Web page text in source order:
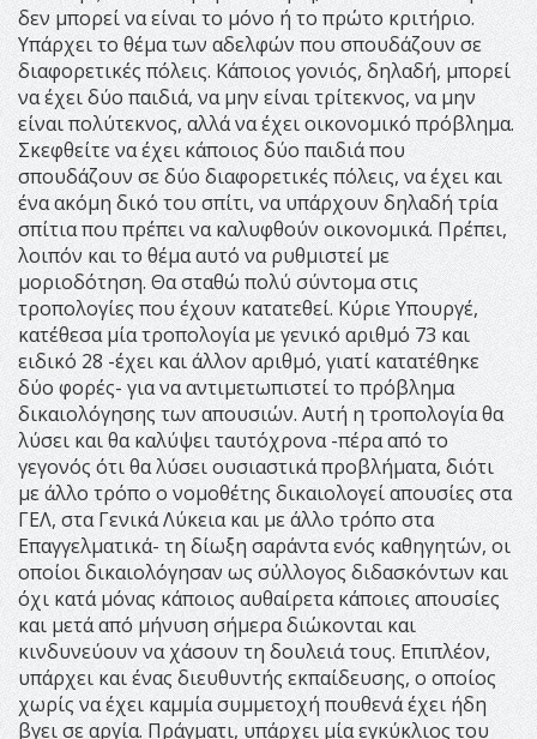
δεν μπορεί να είναι το μόνο ή το πρώτο κριτήριο.
Υπάρχει το θέμα των αδελφών που σπουδάζουν σε
διαφορετικές πόλεις. Κάποιος γονιός, δηλαδή, μπορεί
να έχει δύο παιδιά, να μην είναι τρίτεκνος, να μην
είναι πολύτεκνος, αλλά να έχει οικονομικό πρόβλημα.
Σκεφθείτε να έχει κάποιος δύο παιδιά που
σπουδάζουν σε δύο διαφορετικές πόλεις, να έχει και
ένα ακόμη δικό του σπίτι, να υπάρχουν δηλαδή τρία
σπίτια που πρέπει να καλυφθούν οικονομικά. Πρέπει,
λοιπόν και το θέμα αυτό να ρυθμιστεί με
μοριοδότηση. Θα σταθώ πολύ σύντομα στις
τροπολογίες που έχουν κατατεθεί. Κύριε Υπουργέ,
κατέθεσα μία τροπολογία με γενικό αριθμό 73 και
ειδικό 28 -έχει και άλλον αριθμό, γιατί κατατέθηκε
δύο φορές- για να αντιμετωπιστεί το πρόβλημα
δικαιολόγησης των απουσιών. Αυτή η τροπολογία θα
λύσει και θα καλύψει ταυτόχρονα -πέρα από το
γεγονός ότι θα λύσει ουσιαστικά προβλήματα, διότι
με άλλο τρόπο ο νομοθέτης δικαιολογεί απουσίες στα
ΓΕΛ, στα Γενικά Λύκεια και με άλλο τρόπο στα
Επαγγελματικά- τη δίωξη σαράντα ενός καθηγητών, οι
οποίοι δικαιολόγησαν ως σύλλογος διδασκόντων και
όχι κατά μόνας κάποιος αυθαίρετα κάποιες απουσίες
και μετά από μήνυση σήμερα διώκονται και
κινδυνεύουν να χάσουν τη δουλειά τους. Επιπλέον,
υπάρχει και ένας διευθυντής εκπαίδευσης, ο οποίος
χωρίς να έχει καμμία συμμετοχή πουθενά έχει ήδη
βγει σε αργία. Πράγματι, υπάρχει μία εγκύκλιος του